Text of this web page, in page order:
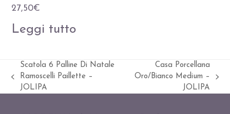
27,50€
Leggi tutto
Slide
precedente:
Scatola 6 Palline Di Natale
Ramoscelli Paillette –
JOLIPA
articolo:
Casa Porcellana
Oro/Bianco Medium –
JOLIPA